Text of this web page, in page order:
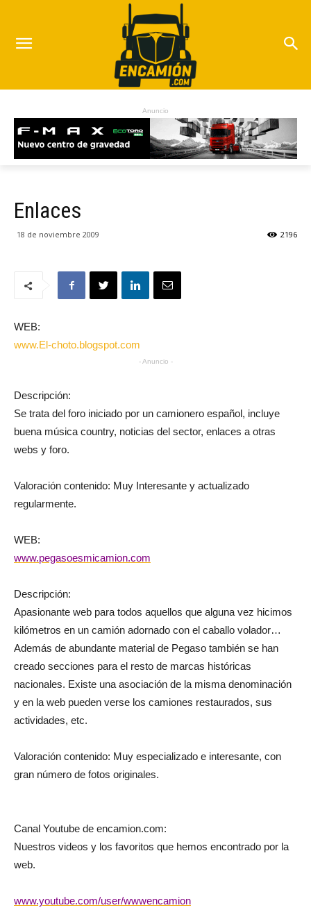
Anuncio
Enlaces
18 de noviembre 2009 2196
WEB:
www.El-choto.blogspot.com
- Anuncio -
Descripción:
Se trata del foro iniciado por un camionero español, incluye
buena música country, noticias del sector, enlaces a otras
webs y foro.
Valoración contenido: Muy Interesante y actualizado
regularmente.
WEB:
www.pegasoesmicamion.com
Descripción:
Apasionante web para todos aquellos que alguna vez hicimos
kilómetros en un camión adornado con el caballo volador…
Además de abundante material de Pegaso también se han
creado secciones para el resto de marcas históricas
nacionales. Existe una asociación de la misma denominación
y en la web pueden verse los camiones restaurados, sus
actividades, etc.
Valoración contenido: Muy especializado e interesante, con
gran número de fotos originales.
Canal Youtube de encamion.com:
Nuestros videos y los favoritos que hemos encontrado por la
web.
www.youtube.com/user/wwwencamion